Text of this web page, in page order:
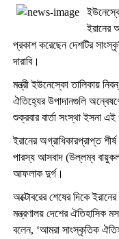
ইরানের
প্রকাশ করেছেন দেশটির
দারাবি।
মন্ত্রী ইউনেস্কো তালিকায়
ঐতিহ্যের উপাদানগুলি
শুক্রবার বার্তা সংস্থা ইসনা এই
ইরানের অগ্রাধিকারপ্রাপ্ত
পারস্য আসবাদ (উল্লম্ব
আফলাক দুর্গ।
অক্টোবরের শেষের দিকে
মন্ত্রণালয় দেশের ঐতিহাসিক
বলেন, ‘আমরা সাংস্কৃতিক